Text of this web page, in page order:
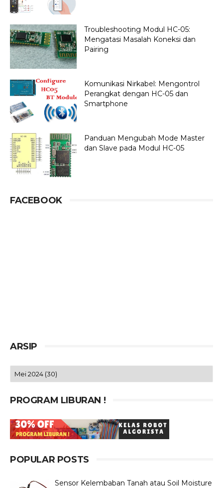
Troubleshooting Modul HC-05:
Mengatasi Masalah Koneksi dan
Pairing
Komunikasi Nirkabel: Mengontrol
Perangkat dengan HC-05 dan
Smartphone
Panduan Mengubah Mode Master
dan Slave pada Modul HC-05
FACEBOOK
ARSIP
PROGRAM LIBURAN !
POPULAR POSTS
Sensor Kelembaban Tanah atau Soil Moisture